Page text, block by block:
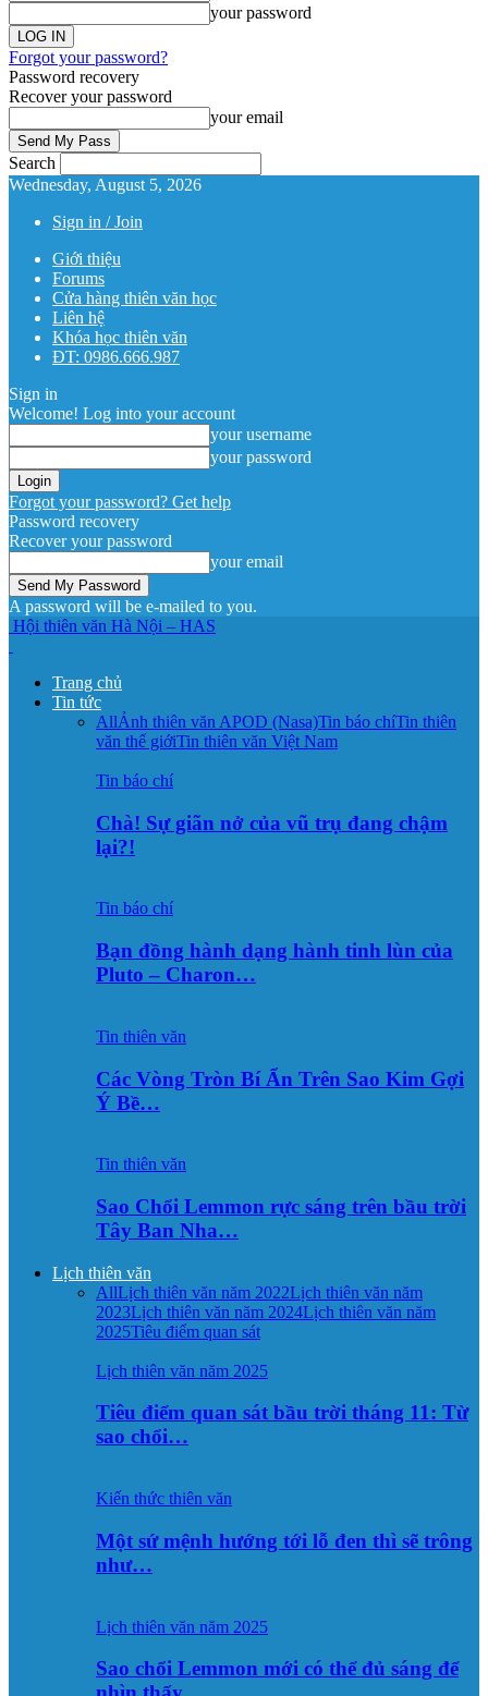
your password
Forgot your password?
Password recovery
Recover your password
your email
Search
Wednesday, August 5, 2026
Sign in / Join
Giới thiệu
Forums
Cửa hàng thiên văn học
Liên hệ
Khóa học thiên văn
ĐT: 0986.666.987
Sign in
Welcome! Log into your account
your username
your password
Forgot your password? Get help
Password recovery
Recover your password
your email
A password will be e-mailed to you.
Hội thiên văn Hà Nội – HAS
Trang chủ
Tin tức
AllẢnh thiên văn APOD (Nasa)Tin báo chíTin thiên
văn thế giớiTin thiên văn Việt Nam
Tin báo chí
Chà! Sự giãn nở của vũ trụ đang chậm
lại?!
Tin báo chí
Bạn đồng hành dạng hành tinh lùn của
Pluto – Charon…
Tin thiên văn
Các Vòng Tròn Bí Ẩn Trên Sao Kim Gợi
Ý Bề…
Tin thiên văn
Sao Chổi Lemmon rực sáng trên bầu trời
Tây Ban Nha…
Lịch thiên văn
AllLịch thiên văn năm 2022Lịch thiên văn năm
2023Lịch thiên văn năm 2024Lịch thiên văn năm
2025Tiêu điểm quan sát
Lịch thiên văn năm 2025
Tiêu điểm quan sát bầu trời tháng 11: Từ
sao chổi…
Kiến thức thiên văn
Một sứ mệnh hướng tới lỗ đen thì sẽ trông
như…
Lịch thiên văn năm 2025
Sao chổi Lemmon mới có thể đủ sáng để